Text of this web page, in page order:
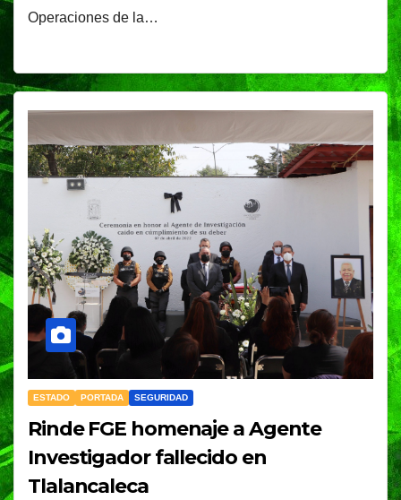
Operaciones de la…
ESTADO PORTADA SEGURIDAD
Rinde FGE homenaje a Agente
Investigador fallecido en
Tlalancaleca